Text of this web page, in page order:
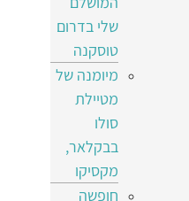
שלי בדרום
טוסקנה
מיומנה של
מטיילת
סולו
בבקלאר,
מקסיקו
חופשה